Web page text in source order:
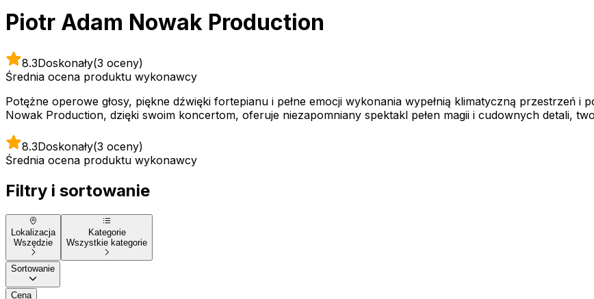
Piotr Adam Nowak Production
8.3Doskonały(3 oceny)
Średnia ocena produktu wykonawcy
Potężne operowe głosy, piękne dźwięki fortepianu i pełne emocji wykonania wypełnią klimatyczną przestrzeń i
Nowak Production, dzięki swoim koncertom, oferuje niezapomniany spektakl pełen magii i cudownych detali,
8.3Doskonały(3 oceny)
Średnia ocena produktu wykonawcy
Filtry i sortowanie
Lokalizacja
Wszędzie
Kategorie
Wszystkie kategorie
Sortowanie
Cena